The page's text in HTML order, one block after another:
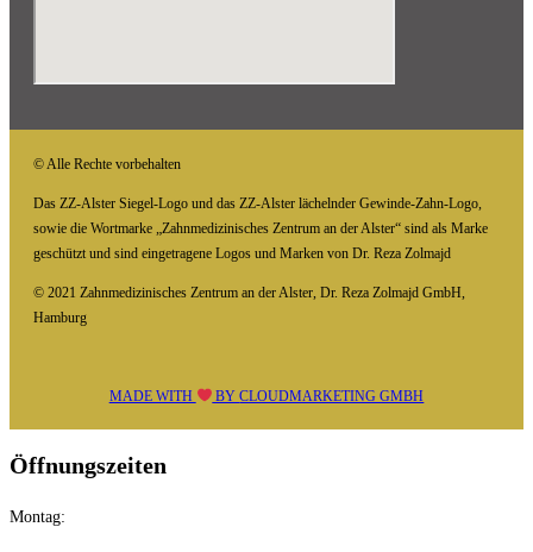
© Alle Rechte vorbehalten
Das ZZ-Alster Siegel-Logo und das ZZ-Alster lächelnder Gewinde-Zahn-Logo,
sowie die Wortmarke „Zahnmedizinisches Zentrum an der Alster“ sind als Marke
geschützt und sind eingetragene Logos und Marken von Dr. Reza Zolmajd
© 2021 Zahnmedizinisches Zentrum an der Alster, Dr. Reza Zolmajd GmbH,
Hamburg
MADE WITH BYCLOUDMARKETING GMBH
Öffnungszeiten
Montag: